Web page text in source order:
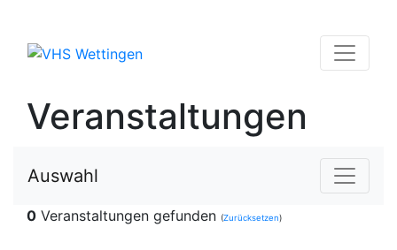
Veranstaltungen
Auswahl
0 Veranstaltungen gefunden (Zurücksetzen)